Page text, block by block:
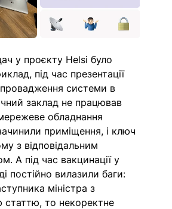
у проєкту Helsi було
під час презентації
системи в
заклад не працював
обладнання
приміщення, і ключ
з відповідальним
А під час вакцинації у
постійно вилазили баги:
міністра з
то некоректне